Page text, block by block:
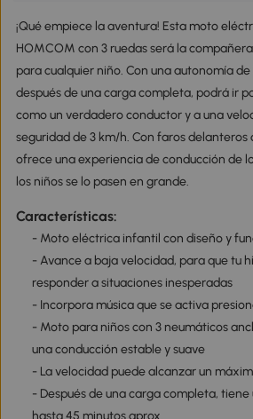
¡Qué empiece la aventura! Esta moto
HOMCOM con 3 ruedas será la
para cualquier niño. Con una autonomía
después de una carga completa, podrá ir
como un verdadero conductor y a una
seguridad de 3 km/h. Con faros delanteros
ofrece una experiencia de conducción de
los niños se lo pasen en grande.
Características:
- Moto eléctrica infantil con diseño y
- Avance a baja velocidad, para que tu
responder a situaciones inesperadas
- Incorpora música que se activa
- Moto para niños con 3 neumáticos
una conducción estable y suave
- La velocidad puede alcanzar un
- Después de una carga completa,
hasta 45 minutos aprox.